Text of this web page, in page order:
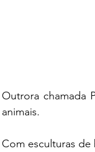
Outrora chamada
animais.
Com esculturas de